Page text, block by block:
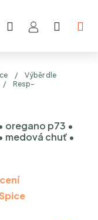
Hledat
/
Výběr dle
/
Resp-
oregano p73 •
medová chuť •